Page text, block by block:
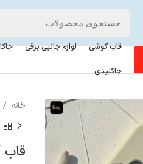
قاب گوشی لوازم جانبی برقی
جاکلیدی
خانه
قاب